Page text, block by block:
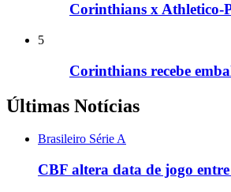
Corinthians x Athletico-
5
Corinthians recebe
Últimas Notícias
Brasileiro Série A
CBF altera data de jogo